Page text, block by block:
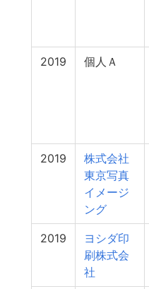
2019 個人Ａ
2019
株式会社
東京写真
イメージ
ング
2019
ヨシダ印
刷株式会
社